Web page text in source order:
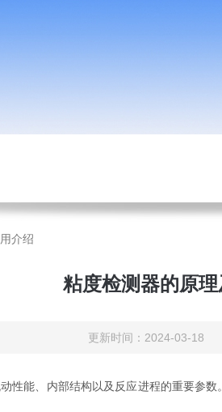
介绍
粘度检测器的原
更新时间：2024-03-18
能、内部结构以及反应进程的重要参数